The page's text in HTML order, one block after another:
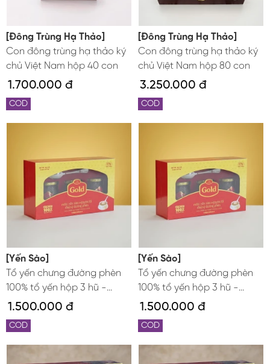
[Đông Trùng Hạ Thảo]
Con đông trùng hạ thảo ký
chủ Việt Nam hộp 40 con
1.700.000 đ
COD
[Đông Trùng Hạ Thảo]
Con đông trùng hạ thảo ký
chủ Việt Nam hộp 80 con
3.250.000 đ
COD
[Yến Sào]
Tổ yến chưng đường phèn
100% tổ yến hộp 3 hũ -
190g/ hũ - Gold Bird
1.500.000 đ
COD
[Yến Sào]
Tổ yến chưng đường phèn
100% tổ yến hộp 3 hũ -
190g/ hũ - Gold Bird
1.500.000 đ
COD